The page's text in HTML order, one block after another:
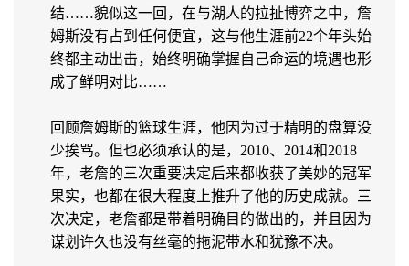
结……貌似这一回，在与湖人的拉扯博弈之中，詹
姆斯没有占到任何便宜，这与他生涯前22个年头始
终都主动出击，始终明确掌握自己命运的境遇也形
成了鲜明对比……
回顾詹姆斯的篮球生涯，他因为过于精明的盘算没
少挨骂。但也必须承认的是，2010、2014和2018
年，老詹的三次重要决定后来都收获了美妙的冠军
果实，也都在很大程度上推升了他的历史成就。三
次决定，老詹都是带着明确目的做出的，并且因为
谋划许久也没有丝毫的拖泥带水和犹豫不决。